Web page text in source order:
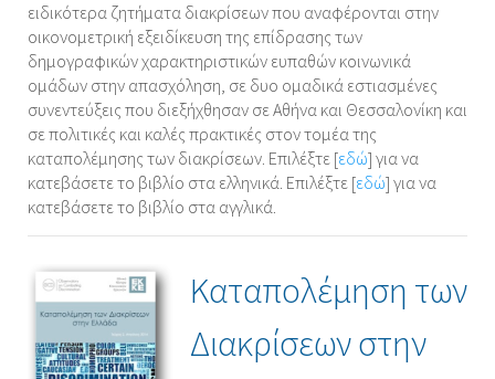
ειδικότερα ζητήματα διακρίσεων που αναφέρονται στην
οικονομετρική εξειδίκευση της επίδρασης των
δημογραφικών χαρακτηριστικών ευπαθών κοινωνικά
ομάδων στην απασχόληση, σε δυο ομαδικά εστιασμένες
συνεντεύξεις που διεξήχθησαν σε Αθήνα και Θεσσαλονίκη και
σε πολιτικές και καλές πρακτικές στον τομέα της
καταπολέμησης των διακρίσεων. Επιλέξτε [εδώ] για να
κατεβάσετε το βιβλίο στα ελληνικά. Επιλέξτε [εδώ] για να
κατεβάσετε το βιβλίο στα αγγλικά.
Καταπολέμηση των
Διακρίσεων στην